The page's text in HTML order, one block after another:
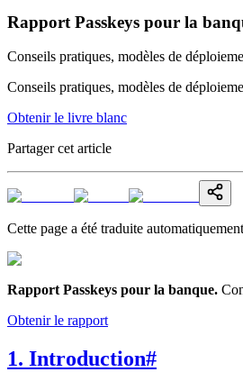
Rapport Passkeys pour la
Conseils pratiques, modèles de
Conseils pratiques, modèles de
Obtenir le livre blanc
Partager cet article
Cette page a été traduite
Rapport Passkeys pour la banque.
Obtenir le rapport
1. Introduction#